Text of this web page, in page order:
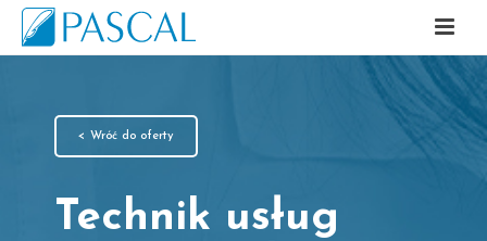
< Wróć do oferty
Technik usług